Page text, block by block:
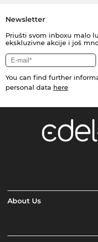
Newsletter
Priušti svom inboxu malo
ekskluzivne akcije i još
You can find further
personal data here
About Us